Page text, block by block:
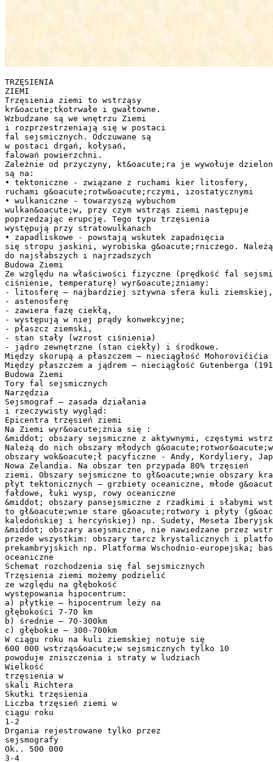
TRZĘSIENIA
ZIEMI
Trzęsienia ziemi to wstrząsy
kr&oacute;tkotrwałe i gwałtowne.
Wzbudzane są we wnętrzu Ziemi
i rozprzestrzeniają się w postaci
fal sejsmicznych. Odczuwane są
w postaci drgań, kołysań,
falowań powierzchni.
Zależnie od przyczyny, kt&oacute;ra je wywołuje
są na:
• tektoniczne - związane z ruchami kier litosfery,
ruchami g&oacute;rotw&oacute;rczymi, izostatycznymi
• wulkaniczne - towarzyszą wybuchom
wulkan&oacute;w, przy czym wstrząs ziemi następuje
poprzedzając erupcję. Tego typu trzęsienia
występują przy stratowulkanach
• zapadliskowe - powstają wskutek zapadnięcia
się stropu jaskini, wyrobiska g&oacute;rniczego. Należą
do najsłabszych i najrzadszych
Budowa Ziemi
Ze względu na właściwości fizyczne (prędkość fal
ciśnienie, temperaturę) wyr&oacute;żniamy:
- litosferę – najbardziej sztywna sfera kuli ziemskiej,
- astenosferę
- zawiera fazę ciekłą,
- występują w niej prądy konwekcyjne;
- płaszcz ziemski,
- stan stały (wzrost ciśnienia)
- jądro zewnętrzne (stan ciekły) i środkowe.
Między skorupą a płaszczem – nieciągłość
Między płaszczem a jądrem – nieciągłość Gutenberga
Budowa Ziemi
Tory fal sejsmicznych
Narzędzia
Sejsmograf – zasada działania
i rzeczywisty wygląd:
Epicentra trzęsień ziemi
Na Ziemi wyr&oacute;żnia się :
&middot; obszary sejsmiczne z aktywnymi, częstymi
Należą do nich obszary młodych
obszary wok&oacute;ł pacyficzne - Andy, Kordyliery,
Nowa Zelandia. Na obszar ten przypada 80% trzęsień
ziemi. Obszary sejsmiczne to gł&oacute;wnie obszary
płyt tektonicznych – grzbiety oceaniczne, młode
fałdowe, łuki wysp, rowy oceaniczne
&middot; obszary pansejsmiczne z rzadkimi i słabymi
to gł&oacute;wnie stare g&oacute;rotwory i płyty
kaledońskiej i hercyńskiej) np. Sudety, Meseta
&middot; obszary asejsmiczne, nie nawiedzane przez
przede wszystkim: obszary tarcz krystalicznych i
prekambryjskich np. Platforma Wschodnio-europejska;
oceaniczne
Schemat rozchodzenia się fal sejsmicznych
Trzęsienia ziemi możemy podzielić
ze względu na głębokość
występowania hipocentrum:
a) płytkie – hipocentrum leży na
głębokości 7-70 km
b) średnie – 70-300km
c) głębokie – 300-700km
W ciągu roku na kuli ziemskiej notuje się
600 000 wstrząs&oacute;w sejsmicznych tylko 10
powoduje zniszczenia i straty w ludziach
Wielkość
trzęsienia w
skali Richtera
Skutki trzęsienia
Liczba trzęsień ziemi w
ciągu roku
1-2
Drgania rejestrowane tylko przez
sejsmografy
Ok.. 500 000
3-4